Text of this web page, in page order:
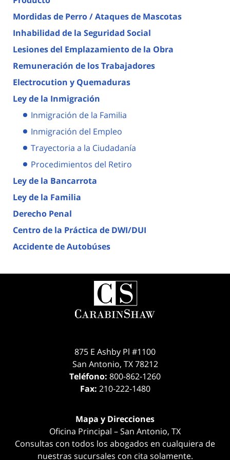
Mordidas de Perro / Ataques de Mascotas
Inhabilidad de la Seguridad Social
Lesiones del Emplazamiento de la Obra
Remuneración de los Trabajadores
Electrocution y Quemaduras
Ley de la Inmigración
Inmigración de la Familia
Inmigración del Empleo
Trayectoria a la Ciudadanía
Procedimientos del Retiro
Ley de la Bancarrota
Ley de la Familia
Derecho Penal
Centro de la Práctica de DWI/DUI
Accidente de Autobúses
875 E Ashby Pl #1100
San Antonio, TX 78212
Teléfono: 800-862-1260
Fax: 210-222-1480
Mapa y Direcciones
Oficina Principal – San Antonio, TX
Consultas con todos los abogados en cualquiera de
nuestras sucursales con cita solamente.